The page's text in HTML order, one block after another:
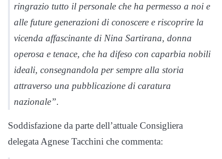
ringrazio tutto il personale che ha permesso a noi e
alle future generazioni di conoscere e riscoprire la
vicenda affascinante di Nina Sartirana, donna
operosa e tenace, che ha difeso con caparbia nobili
ideali, consegnandola per sempre alla storia
attraverso una pubblicazione di caratura
nazionale”.
Soddisfazione da parte dell’attuale Consigliera
delegata Agnese Tacchini che commenta: